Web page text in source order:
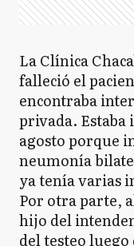
La Clínica
falleció el
encontraba
privada. Estaba
agosto porque
neumonía
ya tenía varias
Por otra parte,
hijo del
del testeo